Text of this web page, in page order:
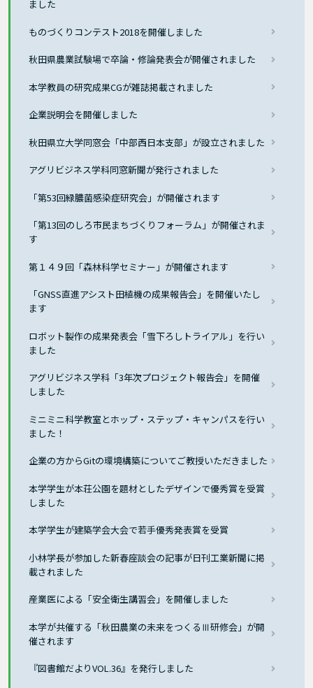
ました
ものづくりコンテスト2018を開催しました
秋田県農業試験場で卒論・修論発表会が開催されました
本学教員の研究成果CGが雑誌掲載されました
企業説明会を開催しました
秋田県立大学同窓会「中部西日本支部」が設立されました
アグリビジネス学科同窓新聞が発行されました
「第53回緑膿菌感染症研究会」が開催されます
「第13回のしろ市民まちづくりフォーラム」が開催されま
す
第１４９回「森林科学セミナー」が開催されます
「GNSS直進アシスト田植機の成果報告会」を開催いたし
ます
ロボット製作の成果発表会「雪下ろしトライアル」を行い
ました
アグリビジネス学科「3年次プロジェクト報告会」を開催
しました
ミニミニ科学教室とホップ・ステップ・キャンパスを行い
ました！
企業の方からGitの環境構築についてご教授いただきました
本学学生が本荘公園を題材としたデザインで優秀賞を受賞
しました
本学学生が建築学会大会で若手優秀発表賞を受賞
小林学長が参加した新春座談会の記事が日刊工業新聞に掲
載されました
産業医による「安全衛生講習会」を開催しました
本学が共催する「秋田農業の未来をつくるⅢ研修会」が開
催されます
『図書館だよりVOL.36』を発行しました